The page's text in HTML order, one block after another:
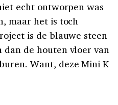
echt ontworpen was
maar het is toch
is de blauwe steen
dan de houten vloer van
Want, deze Mini K